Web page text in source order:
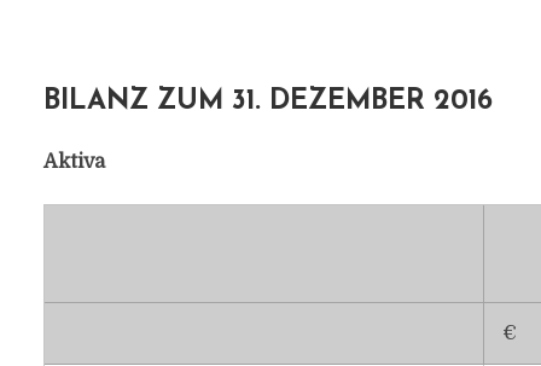
BILANZ ZUM 31. DEZEMBER 2016
Aktiva
€